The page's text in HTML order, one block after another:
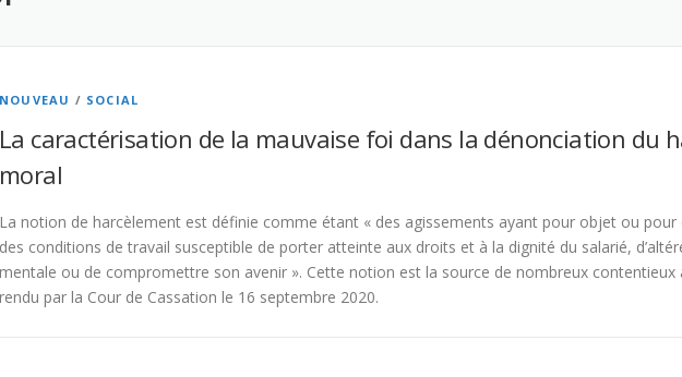
NOUVEAU / SOCIAL
La caractérisation de la mauvaise foi dans la dénonciation du
moral
La notion de harcèlement est définie comme étant « des agissements ayant pour objet ou
des conditions de travail susceptible de porter atteinte aux droits et à la dignité du salarié,
mentale ou de compromettre son avenir ». Cette notion est la source de nombreux contentieux
rendu par la Cour de Cassation le 16 septembre 2020.